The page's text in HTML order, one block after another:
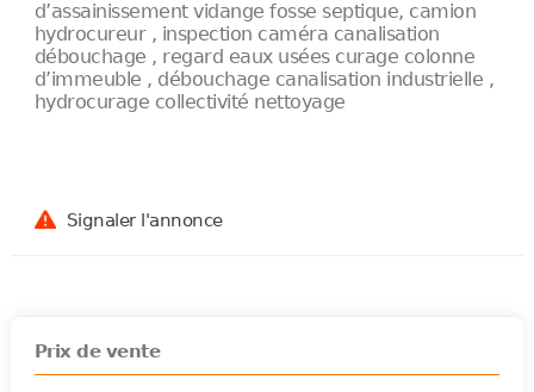
d’assainissement vidange fosse septique, camion
hydrocureur , inspection caméra canalisation
débouchage , regard eaux usées curage colonne
d’immeuble , débouchage canalisation industrielle ,
hydrocurage collectivité nettoyage
Signaler l'annonce
Prix de vente